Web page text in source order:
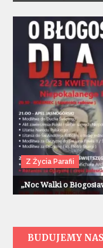
Z Życia Parafii
„Noc Walki o
BUDUJEMY